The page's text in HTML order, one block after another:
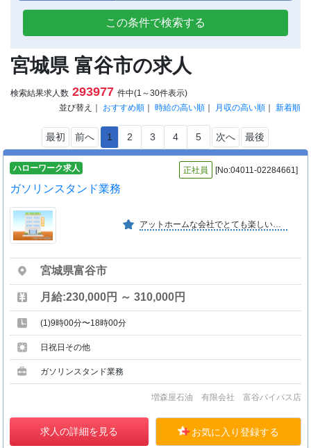
この条件で検索する
宮城県 富谷市の求人
検索結果求人数 293977 件中(1～30件表示)
並び替え｜ おすすめ順 ｜ 時給の高い順 ｜ 月収の高い順 ｜ 新着順
最初 前へ 1 2 3 4 5 次へ 最後
ハローワーク求人 正社員 [No:04011-02284661]
ガソリンスタンド業務
アットホームな会社でとても楽しいです。
宮城県富谷市
月給:230,000円 ～ 310,000円
(1)9時00分〜18時00分
日祝日その他
ガソリンスタンド業務
増森屋石油 有限会社 富谷バイパス店
求人の詳細を見る お気に入り登録する